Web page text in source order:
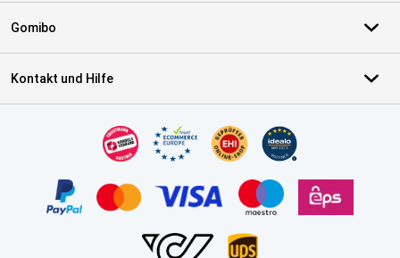
Gomibo
Kontakt und Hilfe